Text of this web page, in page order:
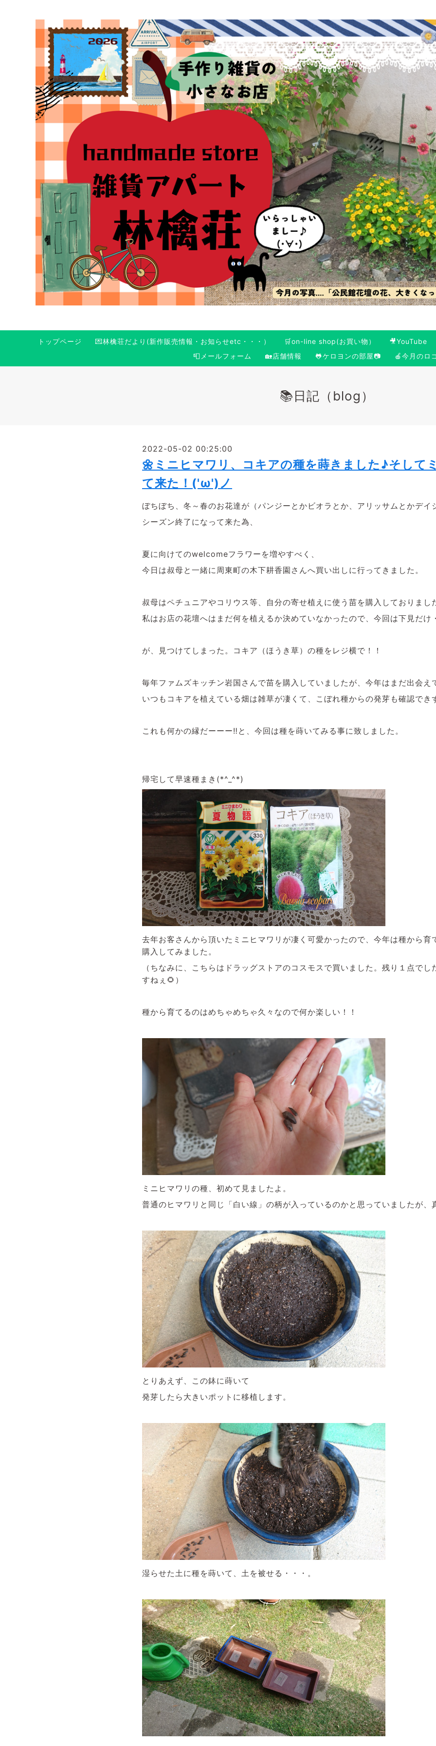
トップページ 💌林檎荘だより(新作販売情報・お知らせetc・・・） 🛒on-line shop(お買い物） 🎥YouTube
📮メールフォーム
🏡店舗情報 🐸ケロヨンの部屋📷 🍎今月のロ
📚日記（blog）
2022-05-02 00:25:00
🌼ミニヒマワリ、コキアの種を蒔きました♪そして
て来た！('ω')ノ
ぼちぼち、冬～春のお花達が（パンジーとかビオラとか、アリッサムとかデイ
シーズン終了になって来た為、
夏に向けてのwelcomeフラワーを増やすべく、
今日は叔母と一緒に周東町の木下耕香園さんへ買い出しに行ってきました。
叔母はペチュニアやコリウス等、自分の寄せ植えに使う苗を購入しておりまし
私はお店の花壇へはまだ何を植えるか決めていなかったので、今回は下見だけ
が、見つけてしまった。コキア（ほうき草）の種をレジ横で！！
毎年ファムズキッチン岩国さんで苗を購入していましたが、今年はまだ出会え
いつもコキアを植えている畑は雑草が凄くて、こぼれ種からの発芽も確認でき
これも何かの縁だーーー‼と、今回は種を蒔いてみる事に致しました。
帰宅して早速種まき(*^_^*)
去年お客さんから頂いたミニヒマワリが凄く可愛かったので、今年は種から育
購入してみました。
（ちなみに、こちらはドラッグストアのコスモスで買いました。残り１点でし
すねぇ🌻）
種から育てるのはめちゃめちゃ久々なので何か楽しい！！
ミニヒマワリの種、初めて見ましたよ。
普通のヒマワリと同じ「白い線」の柄が入っているのかと思っていましたが、
とりあえず、この鉢に蒔いて
発芽したら大きいポットに移植します。
湿らせた土に種を蒔いて、土を被せる・・・。